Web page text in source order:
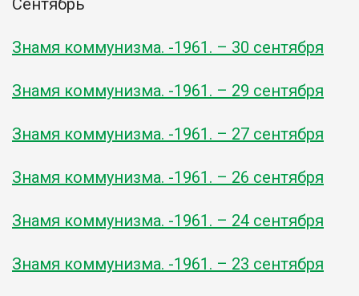
Сентябрь
Знамя коммунизма. -1961. – 30 сентября
Знамя коммунизма. -1961. – 29 сентября
Знамя коммунизма. -1961. – 27 сентября
Знамя коммунизма. -1961. – 26 сентября
Знамя коммунизма. -1961. – 24 сентября
Знамя коммунизма. -1961. – 23 сентября